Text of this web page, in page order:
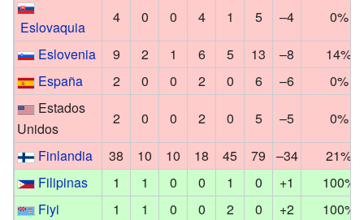
Eslovaquia
4 0 0 4 1 5 –4
0%
Eslovenia
9 2 1 6 5 13 –8
14%
España
2 0 0 2 0 6 –6
0%
Estados
Unidos
2 0 0 2 0 5 –5
0%
Finlandia
38 10 10 18 45 79 –34
21%
Filipinas
1 1 0 0 1 0 +1
100%
Fiyi
1 1 0 0 2 0 +2
100%